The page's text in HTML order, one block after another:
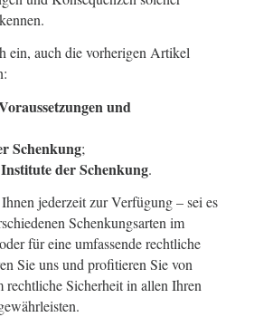
ein, auch die vorherigen Artikel
und
Schenkung;
der Schenkung.
jederzeit zur Verfügung – sei es
Schenkungsarten im
für eine umfassende rechtliche
Sie uns und profitieren Sie von
rechtliche Sicherheit in allen Ihren